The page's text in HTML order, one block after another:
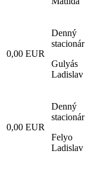
0,00 EUR
Denný
stacionár
Gulyás
Ladislav
0,00 EUR
Denný
stacionár
Felyo
Ladislav